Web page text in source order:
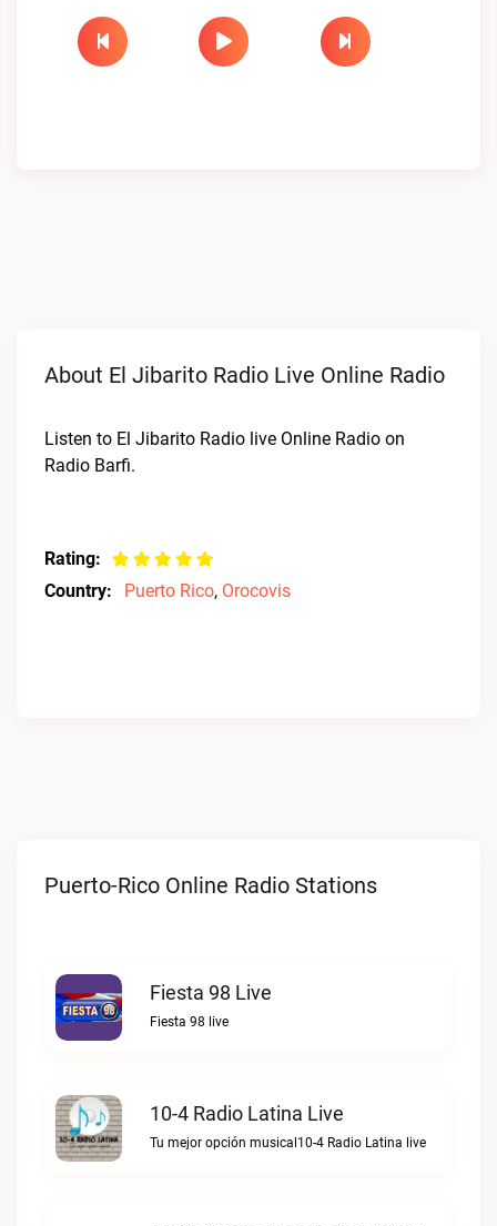
About El Jibarito Radio Live Online Radio
Listen to El Jibarito Radio live Online Radio on
Radio Barfi.
Rating:
Country:
Puerto Rico, Orocovis
Puerto-Rico Online Radio Stations
Fiesta 98 Live
Fiesta 98 live
10-4 Radio Latina Live
Tu mejor opción musical10-4 Radio Latina live